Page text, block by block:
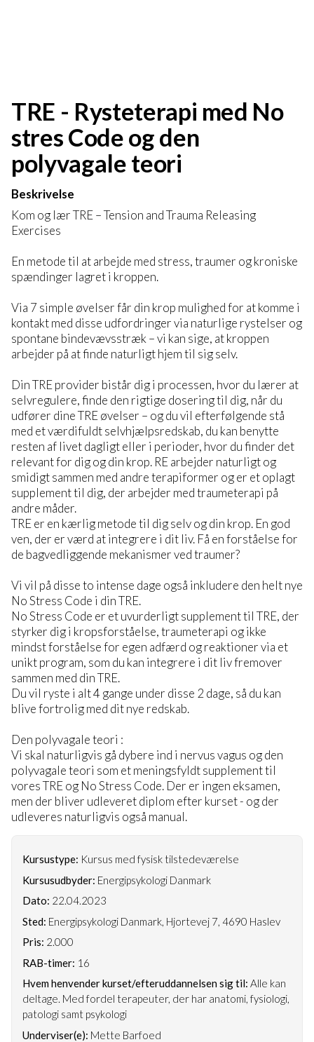
TRE - Rysteterapi med No
stres Code og den
polyvagale teori
Beskrivelse
Kom og lær TRE – Tension and Trauma Releasing
Exercises
En metode til at arbejde med stress, traumer og kroniske
spændinger lagret i kroppen.
Via 7 simple øvelser får din krop mulighed for at komme i
kontakt med disse udfordringer via naturlige rystelser og
spontane bindevævsstræk – vi kan sige, at kroppen
arbejder på at finde naturligt hjem til sig selv.
Din TRE provider bistår dig i processen, hvor du lærer at
selvregulere, finde den rigtige dosering til dig, når du
udfører dine TRE øvelser – og du vil efterfølgende stå
med et værdifuldt selvhjælpsredskab, du kan benytte
resten af livet dagligt eller i perioder, hvor du finder det
relevant for dig og din krop. RE arbejder naturligt og
smidigt sammen med andre terapiformer og er et oplagt
supplement til dig, der arbejder med traumeterapi på
andre måder.
TRE er en kærlig metode til dig selv og din krop. En god
ven, der er værd at integrere i dit liv. Få en forståelse for
de bagvedliggende mekanismer ved traumer?
Vi vil på disse to intense dage også inkludere den helt nye
No Stress Code i din TRE.
No Stress Code er et uvurderligt supplement til TRE, der
styrker dig i kropsforståelse, traumeterapi og ikke
mindst forståelse for egen adfærd og reaktioner via et
unikt program, som du kan integrere i dit liv fremover
sammen med din TRE.
Du vil ryste i alt 4 gange under disse 2 dage, så du kan
blive fortrolig med dit nye redskab.
Den polyvagale teori :
Vi skal naturligvis gå dybere ind i nervus vagus og den
polyvagale teori som et meningsfyldt supplement til
vores TRE og No Stress Code. Der er ingen eksamen,
men der bliver udleveret diplom efter kurset - og der
udleveres naturligvis også manual.
Kursustype: Kursus med fysisk tilstedeværelse
Kursusudbyder: Energipsykologi Danmark
Dato: 22.04.2023
Sted: Energipsykologi Danmark, Hjortevej 7, 4690 Haslev
Pris: 2.000
RAB-timer: 16
Hvem henvender kurset/efteruddannelsen sig til: Alle kan
deltage. Med fordel terapeuter, der har anatomi, fysiologi,
patologi samt psykologi
Underviser(e): Mette Barfoed